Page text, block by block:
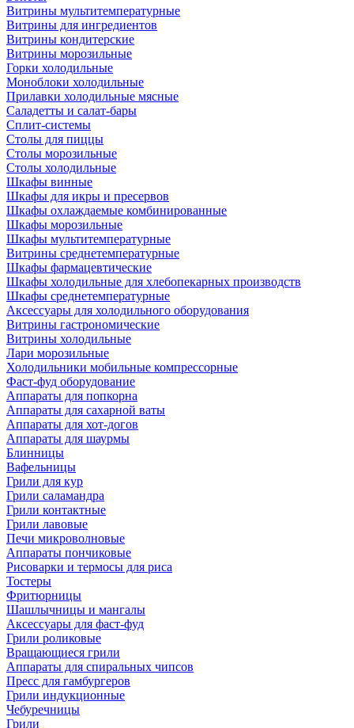
Витрины мультитемпературные
Витрины для ингредиентов
Витрины кондитерские
Витрины морозильные
Горки холодильные
Моноблоки холодильные
Прилавки холодильные мясные
Саладетты и салат-бары
Сплит-системы
Столы для пиццы
Столы морозильные
Столы холодильные
Шкафы винные
Шкафы для икры и пресервов
Шкафы охлаждаемые комбинированные
Шкафы морозильные
Шкафы мультитемпературные
Витрины среднетемпературные
Шкафы фармацевтические
Шкафы холодильные для хлебопекарных производств
Шкафы среднетемпературные
Аксессуары для холодильного оборудования
Витрины гастрономические
Витрины холодильные
Лари морозильные
Холодильники мобильные компрессорные
Фаст-фуд оборудование
Аппараты для попкорна
Аппараты для сахарной ваты
Аппараты для хот-догов
Аппараты для шаурмы
Блинницы
Вафельницы
Грили для кур
Грили саламандра
Грили контактные
Грили лавовые
Печи микроволновые
Аппараты пончиковые
Рисоварки и термосы для риса
Тостеры
Фритюрницы
Шашлычницы и мангалы
Аксессуары для фаст-фуд
Грили роликовые
Вращающиеся грили
Аппараты для спиральных чипсов
Пресс для гамбургеров
Грили индукционные
Чебуречницы
Грили